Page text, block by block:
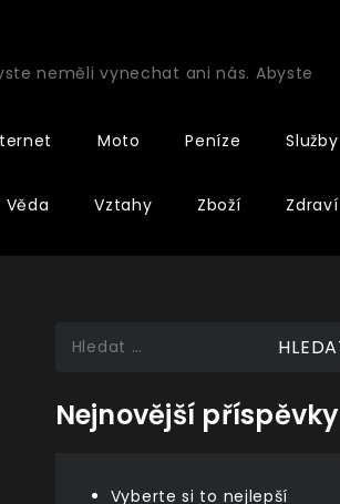
neměli vynechat ani nás. Abyste
Moto Peníze Služby
Věda Vztahy Zboží Zdraví
Vyhledávání
Nejnovější příspěvky
Vyberte si to nejlepší